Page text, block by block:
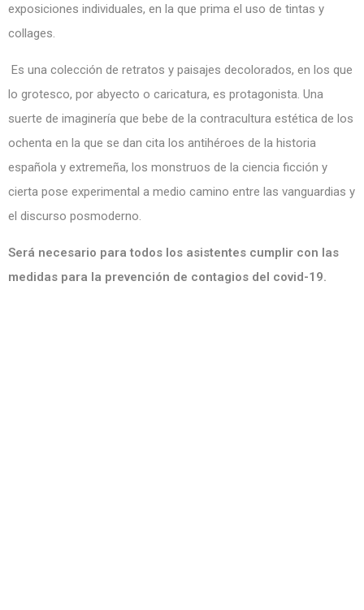
exposiciones individuales, en la que prima el uso de tintas y
collages.
Es una colección de retratos y paisajes decolorados, en los que
lo grotesco, por abyecto o caricatura, es protagonista. Una
suerte de imaginería que bebe de la contracultura estética de los
ochenta en la que se dan cita los antihéroes de la historia
española y extremeña, los monstruos de la ciencia ficción y
cierta pose experimental a medio camino entre las vanguardias y
el discurso posmoderno.
Será necesario para todos los asistentes cumplir con las
medidas para la prevención de contagios del covid-19.